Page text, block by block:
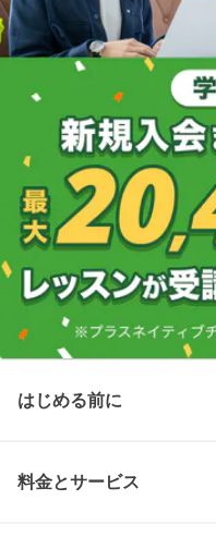
はじめる前に
料金とサービス